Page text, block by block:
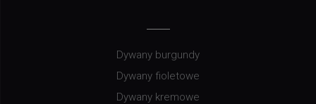
Dywany burgundy
Dywany fioletowe
Dywany kremowe